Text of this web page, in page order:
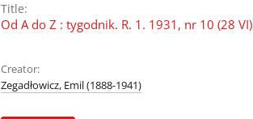
Title:
Od A do Z : tygodnik. R. 1. 1931, nr 10 (28 VI)
Creator:
Zegadłowicz, Emil (1888-1941)